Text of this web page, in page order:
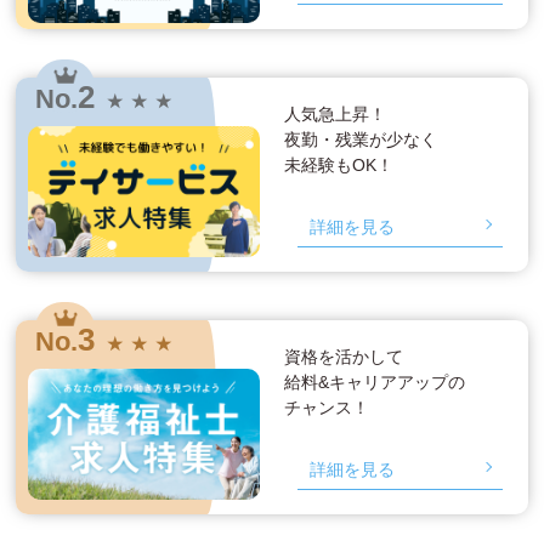
No.2 ★ ★ ★
人気急上昇！
夜勤・残業が少なく
未経験もOK！
詳細を見る
No.3 ★ ★ ★
資格を活かして
給料&キャリアアップの
チャンス！
詳細を見る